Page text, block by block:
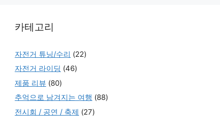
카테고리
자전거 튜닝/수리 (22)
자전거 라이딩 (46)
제품 리뷰 (80)
추억으로 남겨지는 여행 (88)
전시회 / 공연 / 축제 (27)